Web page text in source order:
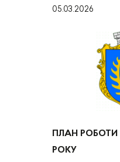
05.03.2026
ПЛАН РОБОТИ
РОКУ